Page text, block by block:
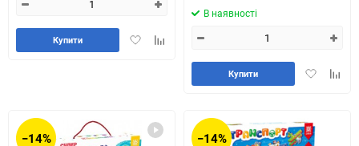
ДодатиДодайте
порівняння
Купити
В наявності
Додати
Купити
−14% −14%